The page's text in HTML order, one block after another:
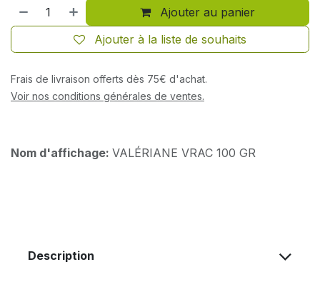
Ajouter au panier
Ajouter à la liste de souhaits
Frais de livraison offerts dès 75€ d'achat.
Voir nos conditions générales de ventes.
Nom d'affichage: VALÉRIANE VRAC 100 GR
Description